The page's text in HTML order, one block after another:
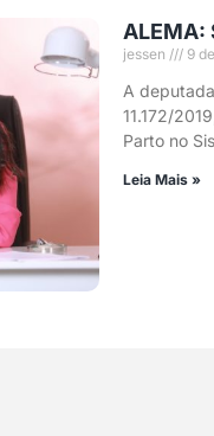
ALEMA:
jessen 9
A
11.172/
Parto no
Leia Mais »